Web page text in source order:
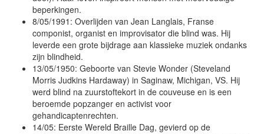
beperkingen.
8/05/1991: Overlijden van Jean Langlais, Franse
componist, organist en improvisator die blind was. Hij
leverde een grote bijdrage aan klassieke muziek ondanks
zijn blindheid.
13/05/1950: Geboorte van Stevie Wonder (Steveland
Morris Judkins Hardaway) in Saginaw, Michigan, VS. Hij
werd blind na zuurstoftekort in de couveuse en is een
beroemde popzanger en activist voor
gehandicaptenrechten.
14/05: Eerste Wereld Braille Dag, gevierd op de